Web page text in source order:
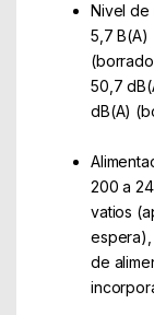
Nivel de
5,7 B(A)
50,7
dB(A)
200 a
vatios
espera),
de